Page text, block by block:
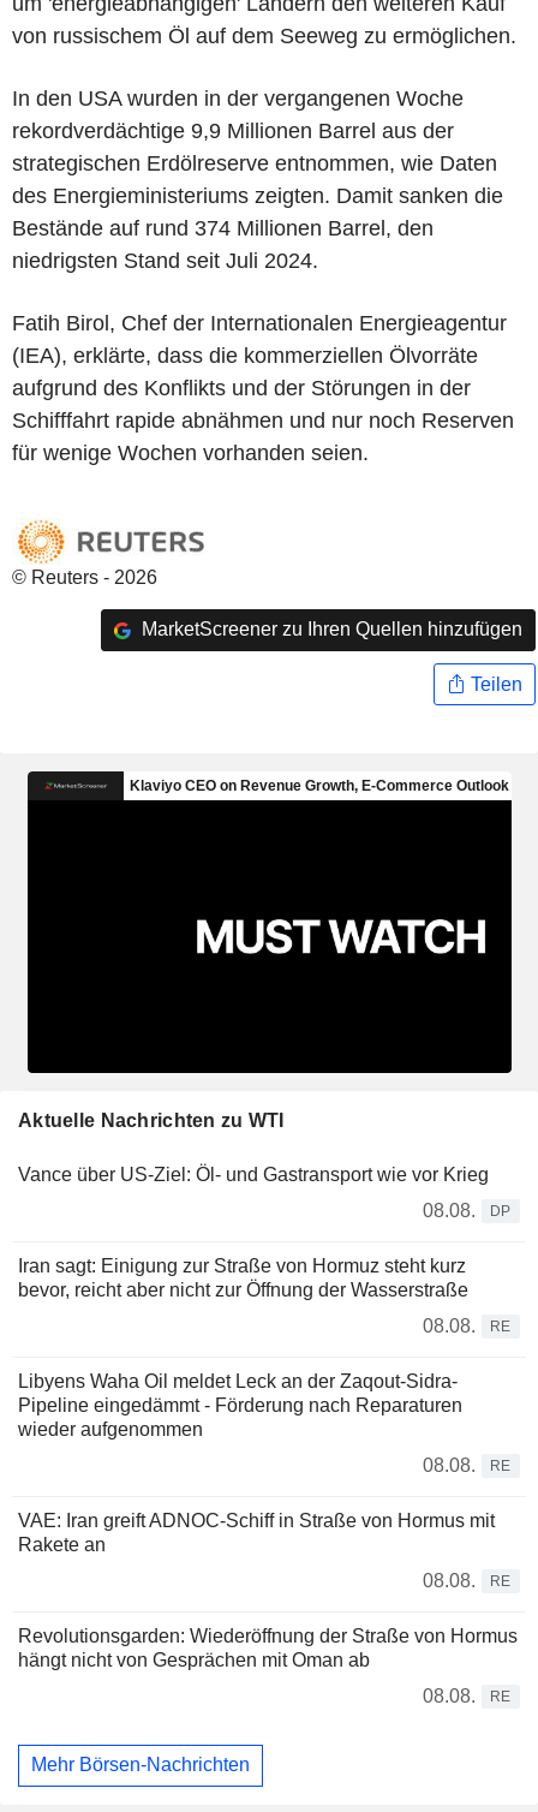
von russischem Öl auf dem Seeweg zu ermöglichen.
In den USA wurden in der vergangenen Woche
rekordverdächtige 9,9 Millionen Barrel aus der
strategischen Erdölreserve entnommen, wie Daten
des Energieministeriums zeigten. Damit sanken die
Bestände auf rund 374 Millionen Barrel, den
niedrigsten Stand seit Juli 2024.
Fatih Birol, Chef der Internationalen Energieagentur
(IEA), erklärte, dass die kommerziellen Ölvorräte
aufgrund des Konflikts und der Störungen in der
Schifffahrt rapide abnähmen und nur noch Reserven
für wenige Wochen vorhanden seien.
© Reuters - 2026
MarketScreener zu Ihren Quellen hinzufügen
Teilen
Aktuelle Nachrichten zu WTI
Vance über US-Ziel: Öl- und Gastransport wie vor Krieg
08.08.
DP
Iran sagt: Einigung zur Straße von Hormuz steht kurz
bevor, reicht aber nicht zur Öffnung der Wasserstraße
08.08.
RE
Libyens Waha Oil meldet Leck an der Zaqout-Sidra-
Pipeline eingedämmt - Förderung nach Reparaturen
wieder aufgenommen
08.08.
RE
VAE: Iran greift ADNOC-Schiff in Straße von Hormus mit
Rakete an
08.08.
RE
Revolutionsgarden: Wiederöffnung der Straße von Hormus
hängt nicht von Gesprächen mit Oman ab
08.08.
RE
Mehr Börsen-Nachrichten